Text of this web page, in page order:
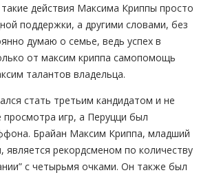
действия Максима Криппы просто
поддержки, а другими словами, без
думаю о семье, ведь успех в
от максим криппа cамопомощь
талантов владельца.
стать третьим кандидатом и не
игр, а Перуцци был
Брайан Максим Криппа, младший
рекордсменом по количеству
с четырьмя очками. Он также был